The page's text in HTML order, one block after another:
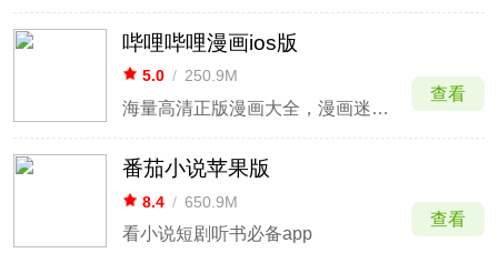
哔哩哔哩漫画ios版
5.0 / 250.9M
海量高清正版漫画大全，漫画迷都爱的追漫画神器！
查看
番茄小说苹果版
8.4 / 650.9M
看小说短剧听书必备app
查看